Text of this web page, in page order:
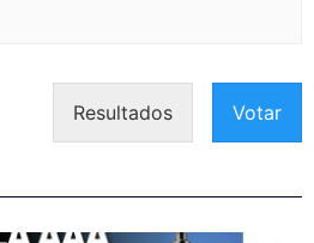
Resultados Votar